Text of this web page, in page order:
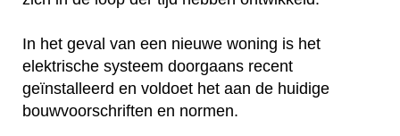
In het geval van een nieuwe woning is het
elektrische systeem doorgaans recent
geïnstalleerd en voldoet het aan de huidige
bouwvoorschriften en normen.